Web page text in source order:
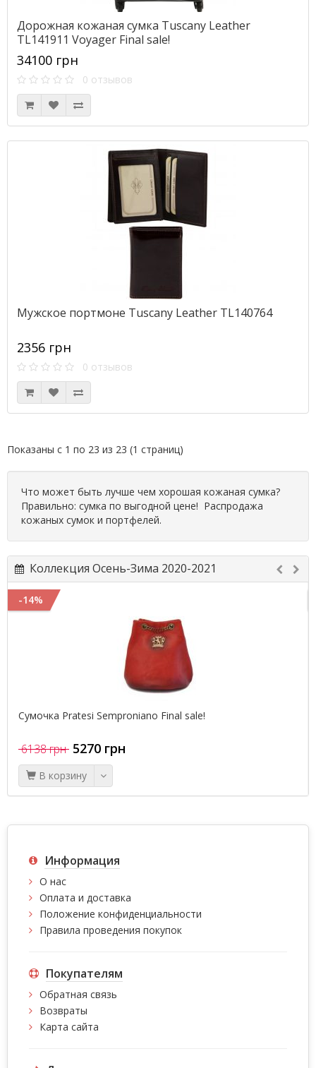
Дорожная кожаная сумка Tuscany Leather
TL141911 Voyager Final sale!
34100 грн
0 отзывов
Мужское портмоне Tuscany Leather TL140764
2356 грн
0 отзывов
Показаны с 1 по 23 из 23 (1 страниц)
Что может быть лучше чем хорошая кожаная сумка?
Правильно: сумка по выгодной цене! Распродажа
кожаных сумок и портфелей.
Коллекция Осень-Зима 2020-2021
-14%
Сумочка Pratesi Semproniano Final sale!
6138 грн 5270 грн
В корзину
Информация
О нас
Оплата и доставка
Положение конфиденциальности
Правила проведения покупок
Покупателям
Обратная связь
Возвраты
Карта сайта